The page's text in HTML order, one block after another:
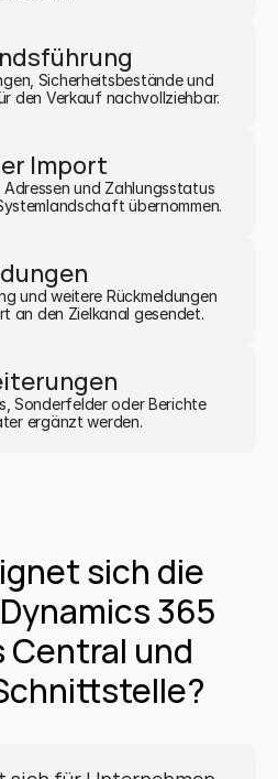
Sicherheitsbestände und
den Verkauf nachvollziehbar.
Import
Adressen und Zahlungsstatus
übernommen.
und weitere Rückmeldungen
an den Zielkanal gesendet.
Sonderfelder oder Berichte
ergänzt werden.
sich die
365
Central und